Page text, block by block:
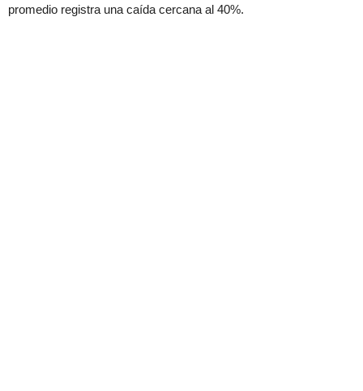
promedio registra una caída cercana al 40%.